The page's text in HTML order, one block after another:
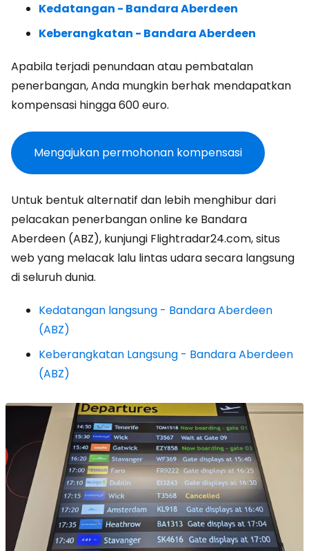
Kedatangan - Bandara Aberdeen
Keberangkatan - Bandara Aberdeen
Apabila terjadi penundaan atau pembatalan
penerbangan, Anda mungkin berhak mendapatkan
kompensasi hingga 600 euro.
Mengajukan permohonan kompensasi
Untuk bentuk alternatif dan lebih menghibur dari
pelacakan penerbangan online ke Bandara
Aberdeen (ABZ), kunjungi Flightradar24.com, situs
web yang melacak lalu lintas udara secara langsung
di seluruh dunia.
Kedatangan langsung - Bandara Aberdeen
(ABZ)
Keberangkatan Langsung - Bandara Aberdeen
(ABZ)